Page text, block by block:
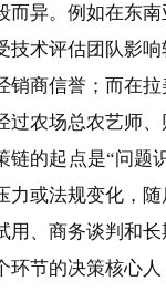
而异。例如在东
技术评估团队影
销商信誉；而在
过农场总农艺师
链的起点是“问
力或法规变化，随
用、商务谈判和长
环节的决策核心